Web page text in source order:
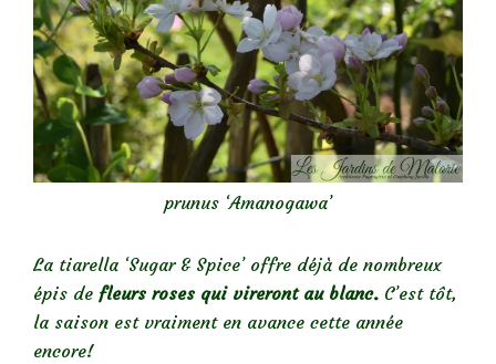
prunus ‘Amanogawa’
La tiarella ‘Sugar & Spice’ offre déjà de nombreux
épis de fleurs roses qui vireront au blanc. C’est tôt,
la saison est vraiment en avance cette année
encore!